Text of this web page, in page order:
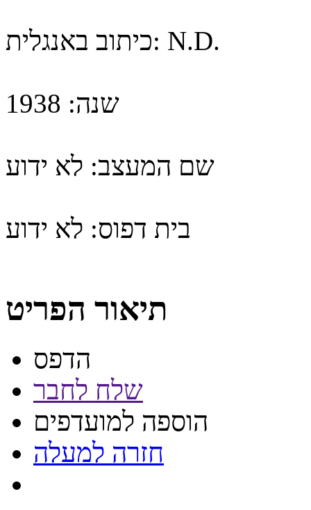
כיתוב באנגלית: N.D.
שנה: 1938
שם המעצב: לא ידוע
בית דפוס: לא ידוע
תיאור הפריט
הדפס
שלח לחבר
הוספה למועדפים
חזרה למעלה